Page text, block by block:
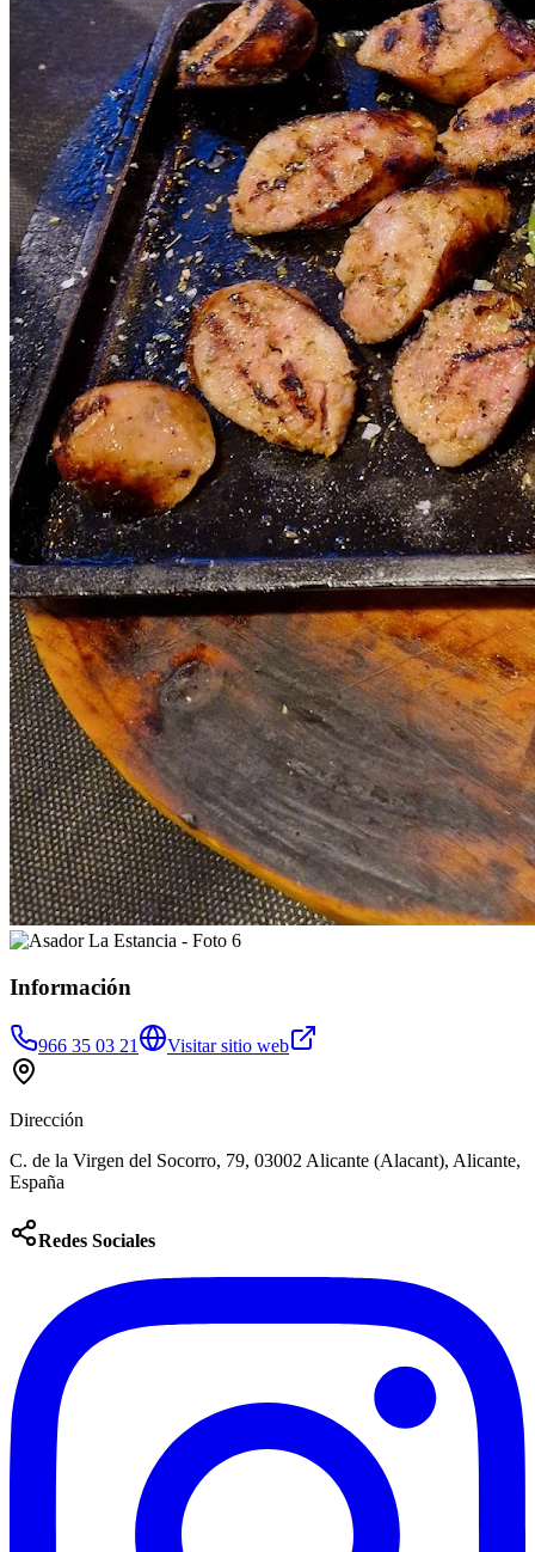
Información
966 35 03 21 Visitar sitio web
Dirección
C. de la Virgen del Socorro, 79, 03002 Alicante (Alacant), Alicante,
España
Redes Sociales